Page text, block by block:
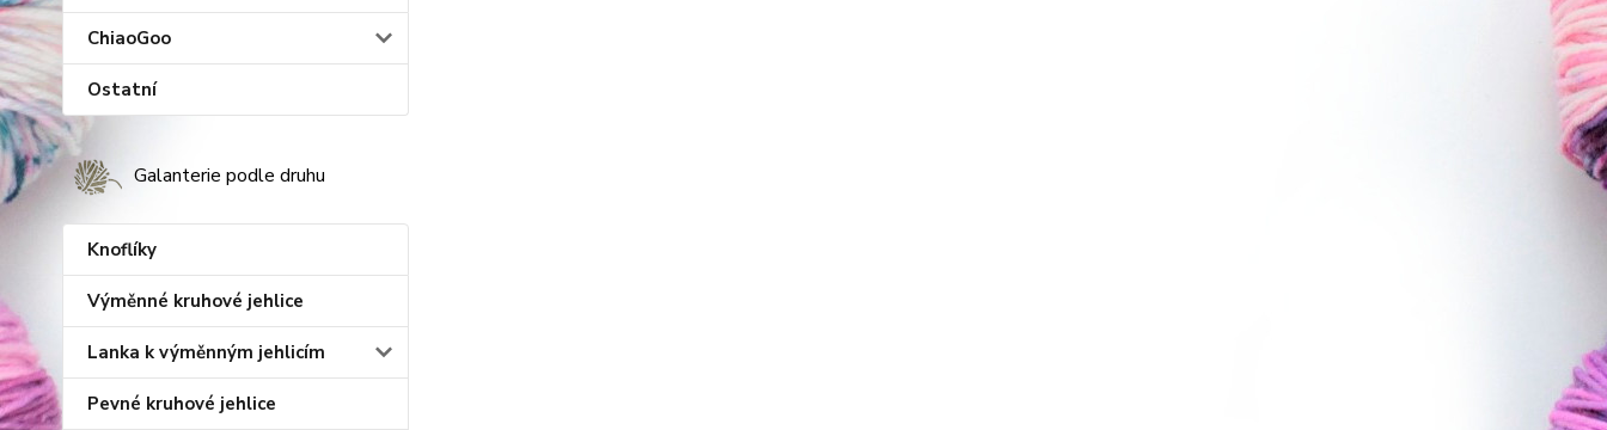
ChiaoGoo
Ostatní
Galanterie podle druhu
Knoflíky
Výměnné kruhové jehlice
Lanka k výměnným jehlicím
Pevné kruhové jehlice